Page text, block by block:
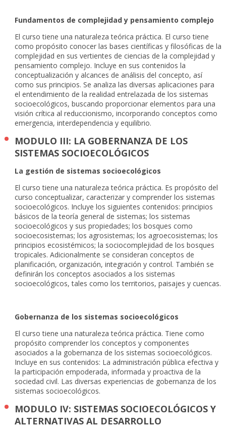
Fundamentos de complejidad y pensamiento complejo
El curso tiene una naturaleza teórica práctica. El curso tiene
como propósito conocer las bases científicas y filosóficas de la
complejidad en sus vertientes de ciencias de la complejidad y
pensamiento complejo. Incluye en sus contenidos la
conceptualización y alcances de análisis del concepto, así
como sus principios. Se analiza las diversas aplicaciones para
el entendimiento de la realidad entrelazada de los sistemas
socioecológicos, buscando proporcionar elementos para una
visión crítica al reduccionismo, incorporando conceptos como
emergencia, interdependencia y equilibrio.
MODULO III: LA GOBERNANZA DE LOS
SISTEMAS SOCIOECOLÓGICOS
La gestión de sistemas socioecológicos
El curso tiene una naturaleza teórica práctica. Es propósito del
curso conceptualizar, caracterizar y comprender los sistemas
socioecológicos. Incluye los siguientes contenidos: principios
básicos de la teoría general de sistemas; los sistemas
socioecológicos y sus propiedades; los bosques como
socioecosistemas; los agrosistemas; los agroecosistemas; los
principios ecosistémicos; la sociocomplejidad de los bosques
tropicales. Adicionalmente se consideran conceptos de
planificación, organización, integración y control. También se
definirán los conceptos asociados a los sistemas
socioecológicos, tales como los territorios, paisajes y cuencas.
Gobernanza de los sistemas socioecológicos
El curso tiene una naturaleza teórica práctica. Tiene como
propósito comprender los conceptos y componentes
asociados a la gobernanza de los sistemas socioecológicos.
Incluye en sus contenidos: La administración pública efectiva y
la participación empoderada, informada y proactiva de la
sociedad civil. Las diversas experiencias de gobernanza de los
sistemas socioecológicos.
MODULO IV: SISTEMAS SOCIOECOLÓGICOS Y
ALTERNATIVAS AL DESARROLLO